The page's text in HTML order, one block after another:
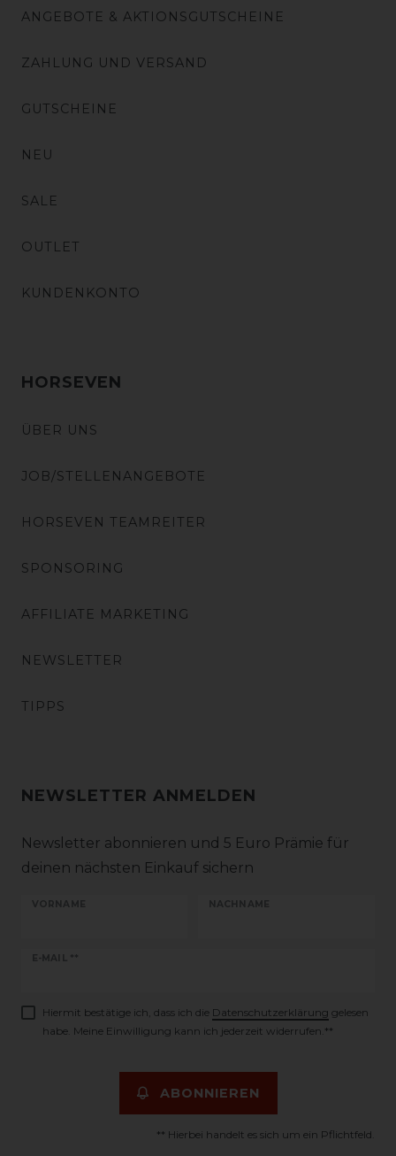
ANGEBOTE & AKTIONSGUTSCHEINE
ZAHLUNG UND VERSAND
GUTSCHEINE
NEU
SALE
OUTLET
KUNDENKONTO
HORSEVEN
ÜBER UNS
JOB/STELLENANGEBOTE
HORSEVEN TEAMREITER
SPONSORING
AFFILIATE MARKETING
NEWSLETTER
TIPPS
NEWSLETTER ANMELDEN
Newsletter abonnieren und 5 Euro Prämie für
deinen nächsten Einkauf sichern
VORNAME NACHNAME
E-MAIL **
Newsletter
Hiermit bestätige ich, dass ich die Daten­schutz­erklärung gelesen
habe. Meine Einwilligung kann ich jederzeit widerrufen.**
ABONNIEREN
** Hierbei handelt es sich um ein Pflichtfeld.